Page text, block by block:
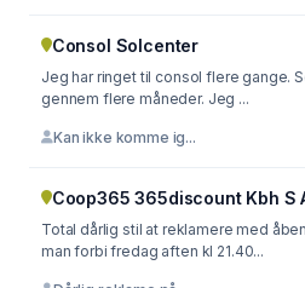
Consol Solcenter
Jeg har ringet til consol flere gange.
gennem flere måneder. Jeg ...
Kan ikke komme ig...
Coop365 365discount Kbh S
Total dårlig stil at reklamere med
man forbi fredag aften kl 21.40...